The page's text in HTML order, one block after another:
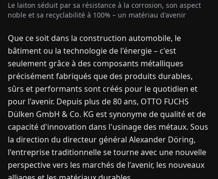
ENDEFRESITNLPLHU
CONTACTEZ-
NOUS
Le laiton séduit par sa résistance à la corrosion, son aspect
noble et sa recyclabilité à 100% – un matériau d'avenir
Que ce soit dans la construction automobile, le
bâtiment ou la technologie de l'énergie – c'est
seulement grâce à des composants métalliques
précisément fabriqués que des produits durables,
sûrs et performants sont créés pour le quotidien et
pour l'avenir. Depuis plus de 80 ans, OTTO FUCHS
Dülken GmbH & Co. KG est synonyme de qualité et de
capacité d'innovation dans l'usinage des métaux. Sous
la direction du directeur général Alexander Döring,
l'entreprise traditionnelle se tourne avec une nouvelle
perspective vers les marchés de l'avenir, les nouveaux